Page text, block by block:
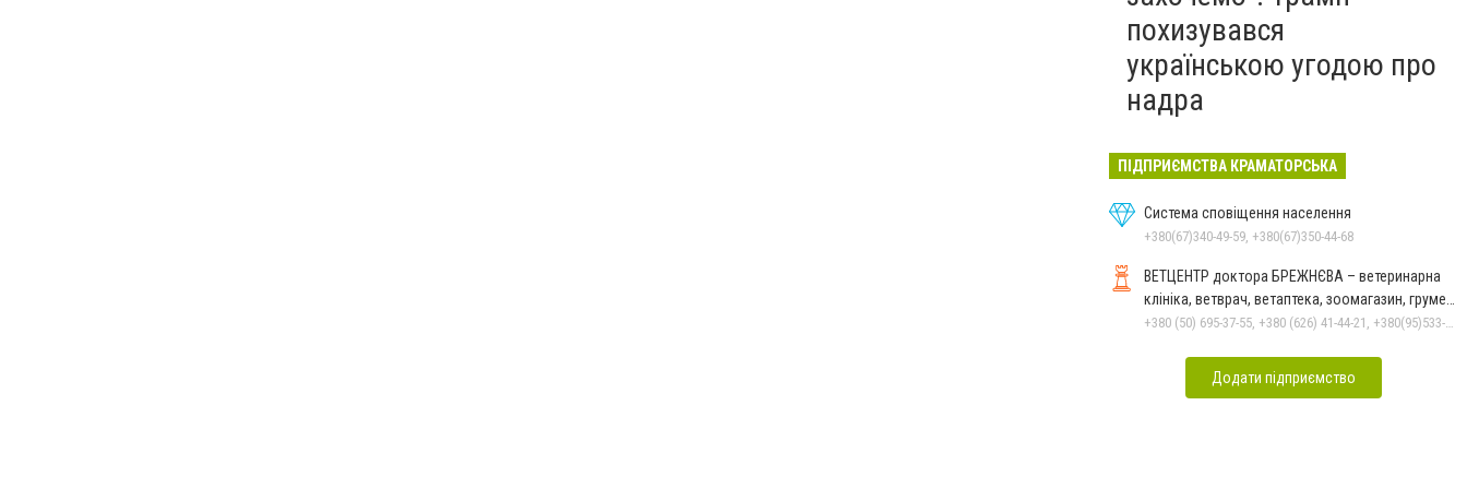
похизувався
українською угодою про
надра
ПІДПРИЄМСТВА КРАМАТОРСЬКА
Система сповіщення населення
+380(67)340-49-59, +380(67)350-44-68
ВЕТЦЕНТР доктора БРЕЖНЄВА – ветеринарна
клініка, ветврач, ветаптека, зоомагазин, грумер,
стрижки.
+380 (50) 695-37-55, +380 (626) 41-44-21, +380(95)533-90-03
Додати підприємство